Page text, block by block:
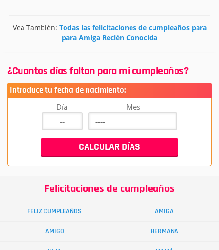
Vea También: Todas las felicitaciones de cumpleaños para
para Amiga Recién Conocida
¿Cuantos días faltan para mi cumpleaños?
Introduce tu fecha de nacimiento:
Día Mes
Felicitaciones de cumpleaños
FELIZ CUMPLEAÑOS AMIGA
AMIGO HERMANA